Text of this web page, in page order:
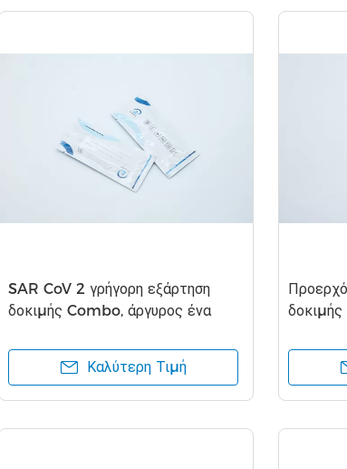
SAR CoV 2 γρήγορη εξάρτηση
δοκιμής Combo, άργυρος ένα
βημάτων
Καλύτερη Τιμή
13485